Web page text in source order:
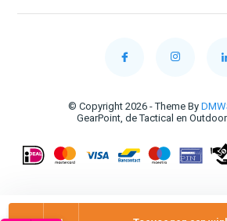
© Copyright 2026 - Theme By
GearPoint, de Tactical en